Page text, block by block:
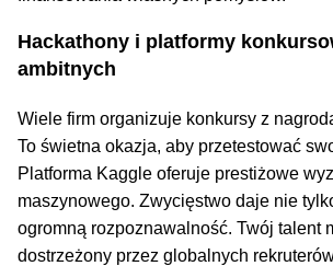
Hackathony i platformy
ambitnych
Wiele firm organizuje konkursy z
To świetna okazja, aby przetestować
Platforma Kaggle oferuje prestiżowe
maszynowego. Zwycięstwo daje nie
ogromną rozpoznawalność. Twój talent
dostrzeżony przez globalnych